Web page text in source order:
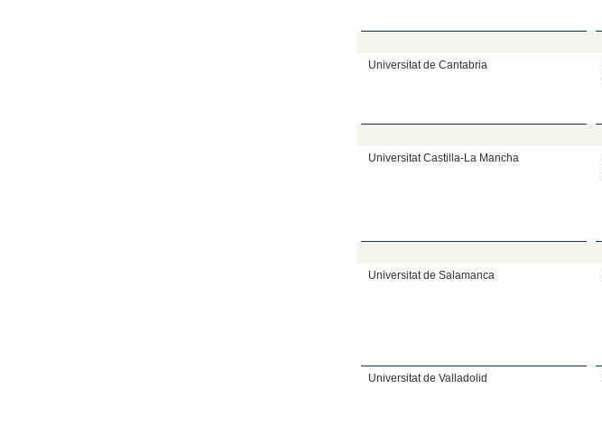
Universitat de Cantabria
Universitat Castilla-La Mancha
Universitat de Salamanca
Universitat de Valladolid